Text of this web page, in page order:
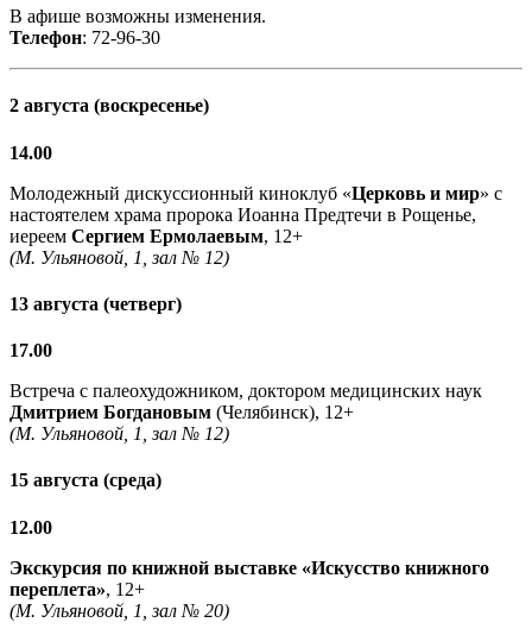
В афише возможны изменения.
Телефон: 72-96-30
2 августа (воскресенье)
14.00
Молодежный дискуссионный киноклуб «Церковь и мир» с
настоятелем храма пророка Иоанна Предтечи в Рощенье,
иереем Сергием Ермолаевым, 12+
(М. Ульяновой, 1, зал № 12)
13 августа (четверг)
17.00
Встреча с палеохудожником, доктором медицинских наук
Дмитрием Богдановым (Челябинск), 12+
(М. Ульяновой, 1, зал № 12)
15 августа (среда)
12.00
Экскурсия по книжной выставке «Искусство книжного
переплета», 12+
(М. Ульяновой, 1, зал № 20)